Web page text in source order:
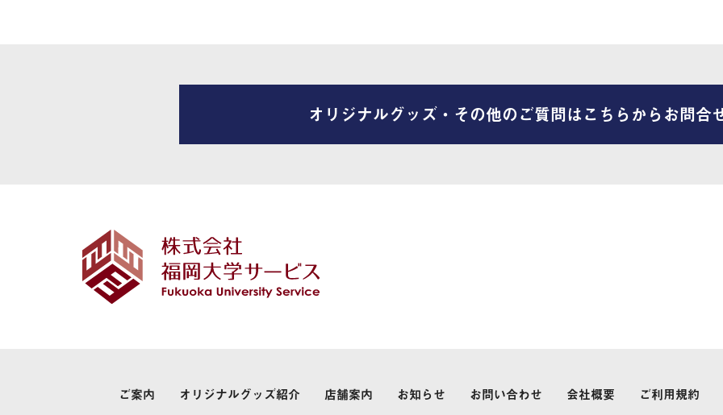
オリジナルグッズ・その他のご質問はこちらからお問合
ご案内 オリジナルグッズ紹介 店舗案内 お知らせ お問い合わせ 会社概要 ご利用規約